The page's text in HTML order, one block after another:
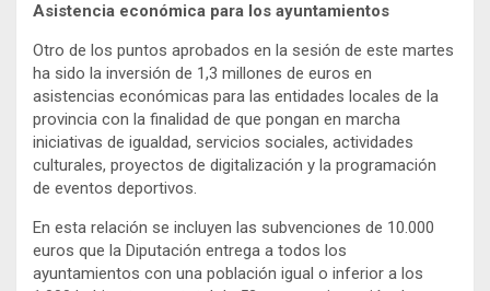
Asistencia económica para los ayuntamientos
Otro de los puntos aprobados en la sesión de este martes
ha sido la inversión de 1,3 millones de euros en
asistencias económicas para las entidades locales de la
provincia con la finalidad de que pongan en marcha
iniciativas de igualdad, servicios sociales, actividades
culturales, proyectos de digitalización y la programación
de eventos deportivos.
En esta relación se incluyen las subvenciones de 10.000
euros que la Diputación entrega a todos los
ayuntamientos con una población igual o inferior a los